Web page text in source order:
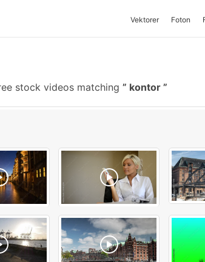
Vektorer Foton
stock videos matching kontor